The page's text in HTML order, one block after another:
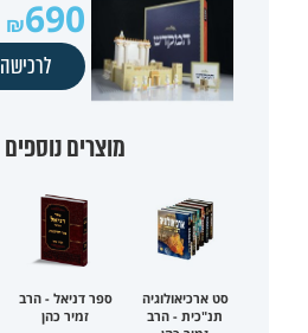
690
לרכישה
מוצרים נוספים
סט ארכיאולוגיה
תנ"כית - הרב
ספר דניאל - הרב
זמיר כהן